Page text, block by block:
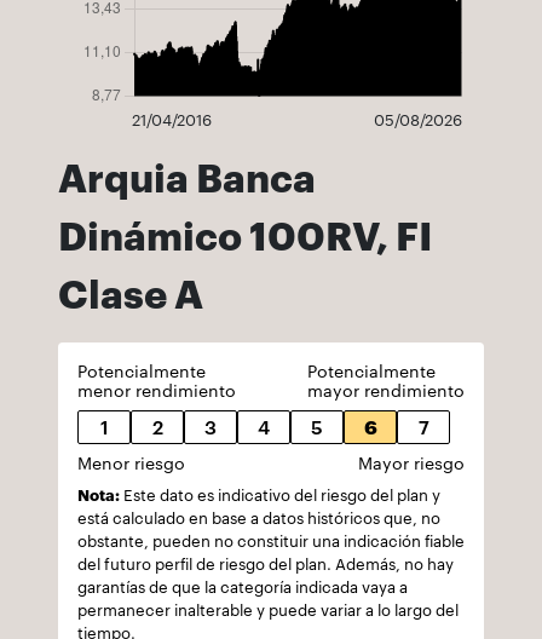
21/04/2016 05/08/2026
Arquia Banca
Dinámico 100RV, FI
Clase A
Potencialmente
menor rendimiento
Potencialmente
mayor rendimiento
1 2 3 4 5 6 7
Menor riesgo Mayor riesgo
Nota: Este dato es indicativo del riesgo del plan y
está calculado en base a datos históricos que, no
obstante, pueden no constituir una indicación fiable
del futuro perfil de riesgo del plan. Además, no hay
garantías de que la categoría indicada vaya a
permanecer inalterable y puede variar a lo largo del
tiempo.